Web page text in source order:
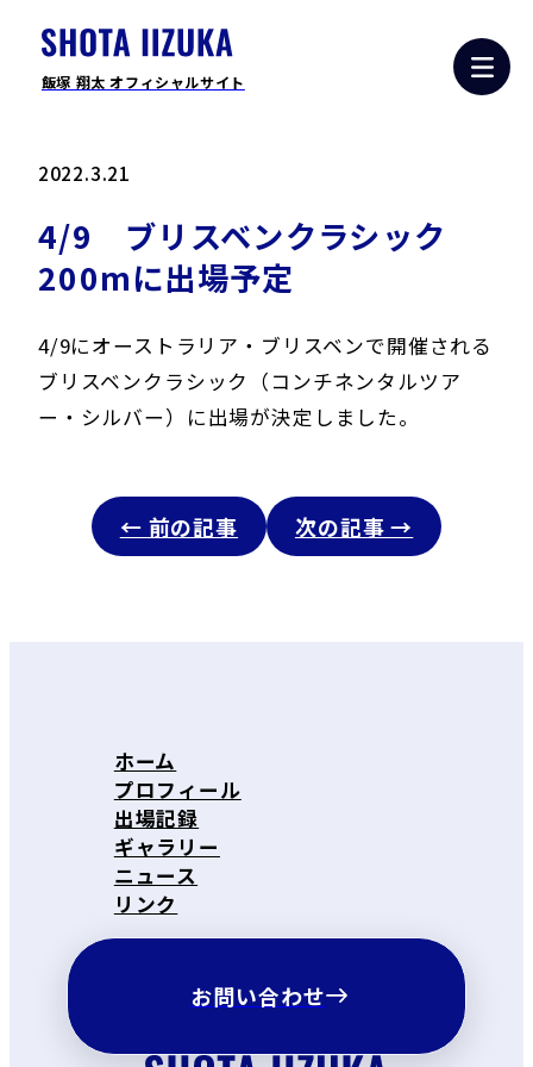
飯塚 翔太 オフィシャルサイト
2022.3.21
4/9 ブリスベンクラシック
200mに出場予定
4/9にオーストラリア・ブリスベンで開催される
ブリスベンクラシック（コンチネンタルツア
ー・シルバー）に出場が決定しました。
← 前の記事 次の記事 →
ホーム
プロフィール
出場記録
ギャラリー
ニュース
リンク
お問い合わせ